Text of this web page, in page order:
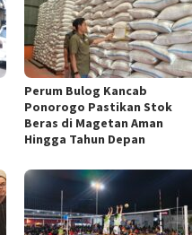
Perum Bulog Kancab
Ponorogo Pastikan Stok
Beras di Magetan Aman
Hingga Tahun Depan